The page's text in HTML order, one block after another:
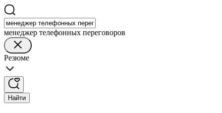
менеджер телефонных переговоров
Резюме
Найти